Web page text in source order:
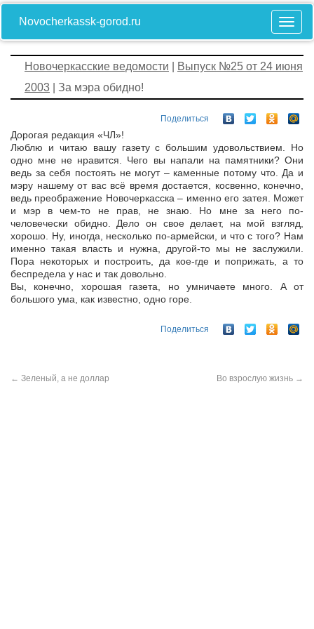
Novocherkassk-gorod.ru
Новочеркасские ведомости
Выпуск №25 от 24 июня
2003 | За мэра обидно!
Поделиться
Дорогая редакция «ЧЛ»!
Люблю и читаю вашу газету с большим удовольствием. Но
одно мне не нравится. Чего вы напали на памятники? Они
ведь за себя постоять не могут – каменные потому что. Да и
мэру нашему от вас всё время достается, косвенно, конечно,
ведь преображение Новочеркасска – именно его затея. Может
и мэр в чем-то не прав, не знаю. Но мне за него по-
человечески обидно. Дело он свое делает, на мой взгляд,
хорошо. Ну, иногда, несколько по-армейски, и что с того? Нам
именно такая власть и нужна, другой-то мы не заслужили.
Пора некоторых и построить, да кое-где и поприжать, а то
беспредела у нас и так довольно.
Вы, конечно, хорошая газета, но умничаете много. А от
большого ума, как известно, одно горе.
Поделиться
← Зеленый, а не доллар Во взрослую жизнь →